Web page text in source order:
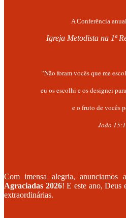
A Conferência
Igreja Metodista na 1ª
“Não foram vocês que me
eu os escolhi e os designei
e o fruto de vocês
João
Com imensa alegria, anunciamos
Agraciadas 2026! E este ano, Deus
extraordinárias.